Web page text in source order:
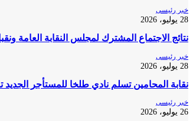
خبر رئيسى
28 يوليو، 2026
نتائج الاجتماع المشترك لمجلس النقابة العامة
خبر رئيسى
28 يوليو، 2026
نقابة المحامين تسلم نادي طلخا للمستأجر الجديد
خبر رئيسى
26 يوليو، 2026